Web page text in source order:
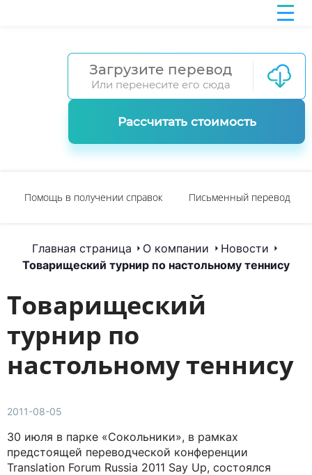
Загрузите перевод
Или перенесите его сюда
Рассчитать стоимость
Помощь в получении справок Письменный перевод
Главная страница О компании
Новости
Товарищеский турнир по настольному теннису
Товарищеский
турнир по
настольному теннису
2011-08-05
30 июля в парке «Сокольники», в рамках
предстоящей переводческой конференции
Translation Forum Russia 2011 Say Up, состоялся